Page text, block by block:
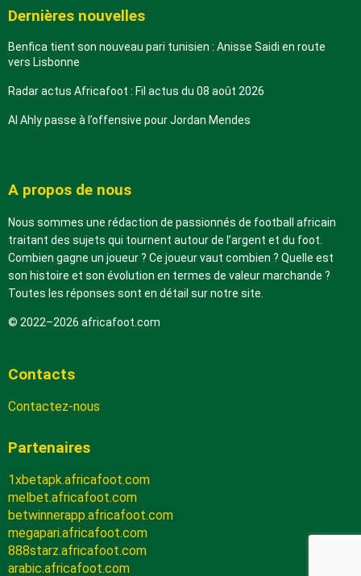
Dernières nouvelles
Benfica tient son nouveau pari tunisien : Anisse Saidi en route
vers Lisbonne
Radar actus Africafoot : Fil actus du 08 août 2026
Al Ahly passe à l’offensive pour Jordan Mendes
A propos de nous
Nous sommes une rédaction de passionnés de football africain
traitant des sujets qui tournent autour de l’argent et du foot.
Combien gagne un joueur ? Ce joueur vaut combien ? Quelle est
son histoire et son évolution en termes de valeur marchande ?
Toutes les réponses sont en détail sur notre site.
© 2022–2026 africafoot.com
Contacts
Contactez-nous
Partenaires
1xbetapk.africafoot.com
melbet.africafoot.com
betwinnerapp.africafoot.com
megapari.africafoot.com
888starz.africafoot.com
arabic.africafoot.com